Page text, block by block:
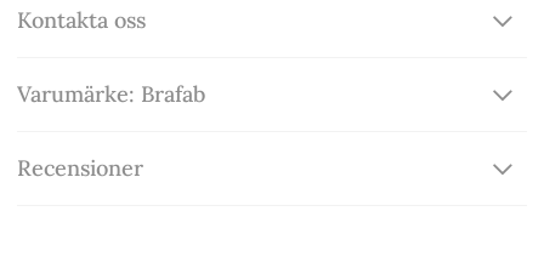
Kontakta oss
Varumärke: Brafab
Recensioner